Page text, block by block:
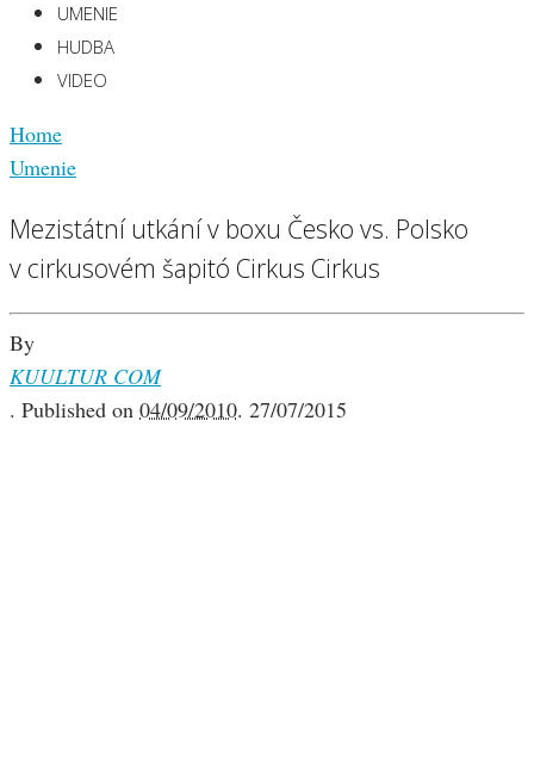
UMENIE
HUDBA
VIDEO
Home
Umenie
Mezistátní utkání v boxu Česko vs. Polsko
v cirkusovém šapitó Cirkus Cirkus
By
KUULTUR COM
. Published on 04/09/2010. 27/07/2015